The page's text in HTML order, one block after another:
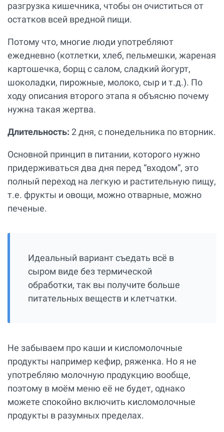
разгрузка кишечника, чтобы он очиститься от
остатков всей вредной пищи.
Потому что, многие люди употребляют
ежедневно (котлетки, хлеб, пельмешки, жареная
картошечка, борщ с салом, сладкий йогурт,
шоколадки, пирожные, молоко, сыр и т.д.). По
ходу описания второго этапа я объясню почему
нужна такая жертва.
Длительность: 2 дня, с понедельника по вторник.
Основной принцип в питании, которого нужно
придерживаться два дня перед “входом”, это
полный переход на легкую и растительную пищу,
т.е. фрукты и овощи, можно отварные, можно
печеные.
Идеальный вариант съедать всё в
сыром виде без термической
обработки, так вы получите больше
питательных веществ и клетчатки.
Не забываем про каши и кисломолочные
продукты например кефир, ряженка. Но я не
употребляю молочную продукцию вообще,
поэтому в моём меню её не будет, однако
можете спокойно включить кисломолочные
продукты в разумных пределах.